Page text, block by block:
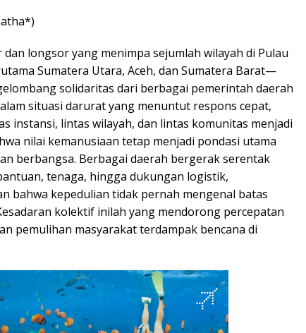
dan longsor yang menimpa sejumlah wilayah di Pulau
Sumatera Utara, Aceh, dan Sumatera Barat—
solidaritas dari berbagai pemerintah daerah
situasi darurat yang menuntut respons cepat,
instansi, lintas wilayah, dan lintas komunitas menjadi
nilai kemanusiaan tetap menjadi pondasi utama
berbangsa. Berbagai daerah bergerak serentak
tenaga, hingga dukungan logistik,
bahwa kepedulian tidak pernah mengenal batas
kolektif inilah yang mendorong percepatan
pemulihan masyarakat terdampak bencana di